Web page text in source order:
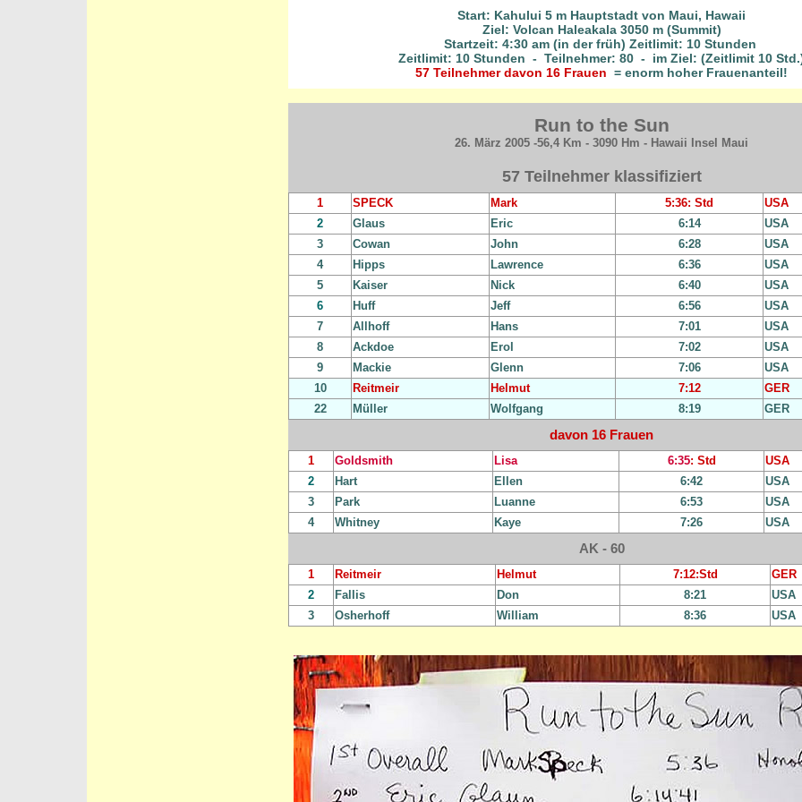
Start: Kahului 5 m Hauptstadt von Maui, Hawaii
Ziel: Volcan Haleakala 3050 m (Summit)
Startzeit: 4:30 am (in der früh) Zeitlimit: 10 Stunden
Zeitlimit: 10 Stunden - Teilnehmer: 80 - im Ziel: (Zeitlimit 10
57 Teilnehmer davon 16 Frauen = enorm hoher Frauenanteil!
Run to the Sun
26. März 2005 -56,4 Km - 3090 Hm - Hawaii Insel Maui
57 Teilnehmer klassifiziert
1 SPECK Mark 5:36: Std
USA
2
Glaus Eric 6:14
USA
3
Cowan John 6:28
USA
4
Hipps Lawrence 6:36
USA
5
Kaiser Nick 6:40
USA
6
Huff Jeff 6:56
USA
7
Allhoff Hans 7:01
USA
8
Ackdoe Erol 7:02
USA
9
Mackie Glenn 7:06
USA
10
Reitmeir Helmut 7:12
GER
22
Müller Wolfgang 8:19 GER
davon 16 Frauen
1 Goldsmith Lisa 6:35: Std
USA
2
Hart Ellen 6:42
USA
3
Park Luanne 6:53
USA
4
Whitney Kaye 7:26 USA
AK - 60
1 Reitmeir Helmut 7:12:Std
GER
2
Fallis Don 8:21
USA
3
Osherhoff William 8:36 USA